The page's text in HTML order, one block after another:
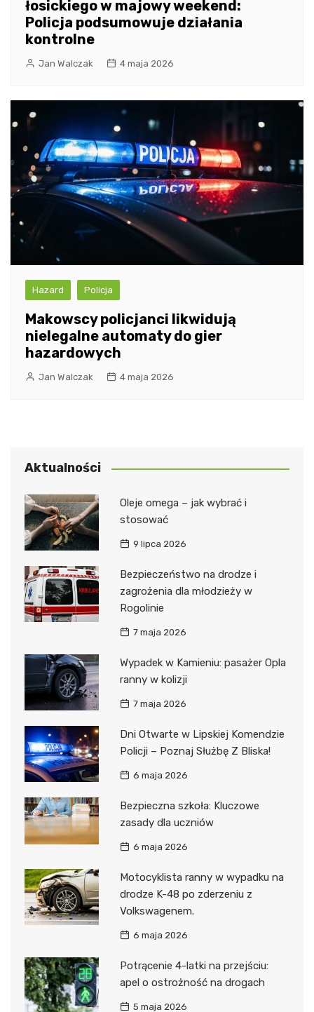
łosickiego w majowy weekend:
Policja podsumowuje działania
kontrolne
Jan Walczak 4 maja 2026
Hazard Policja
Makowscy policjanci likwidują
nielegalne automaty do gier
hazardowych
Jan Walczak 4 maja 2026
Aktualności
Oleje omega – jak wybrać i
stosować
9 lipca 2026
Bezpieczeństwo na drodze i
zagrożenia dla młodzieży w
Rogolinie
7 maja 2026
Wypadek w Kamieniu: pasażer Opla
ranny w kolizji
7 maja 2026
Dni Otwarte w Lipskiej Komendzie
Policji – Poznaj Służbę Z Bliska!
6 maja 2026
Bezpieczna szkoła: Kluczowe
zasady dla uczniów
6 maja 2026
Motocyklista ranny w wypadku na
drodze K-48 po zderzeniu z
Volkswagenem.
6 maja 2026
Potrącenie 4-latki na przejściu:
apel o ostrożność na drogach
5 maja 2026